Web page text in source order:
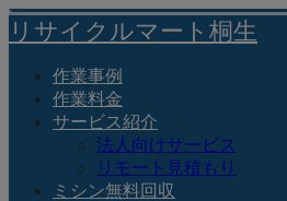
リサイクルマート桐生
作業事例
作業料金
サービス紹介
法人向けサービス
リモート見積もり
ミシン無料回収